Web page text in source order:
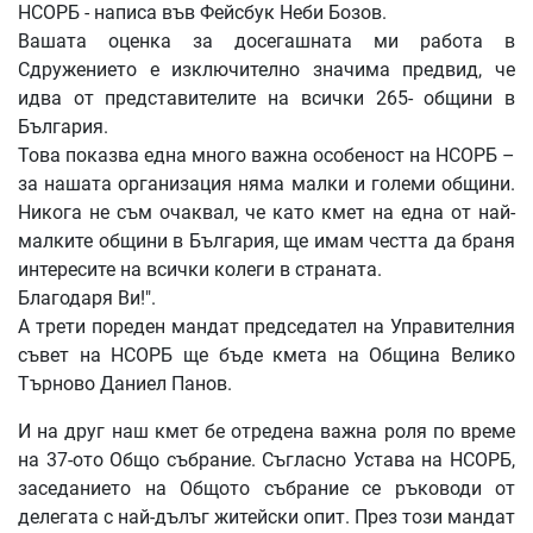
НСОРБ - написа във Фейсбук Неби Бозов.
Вашата оценка за досегашната ми работа в
Сдружението е изключително значима предвид, че
идва от представителите на всички 265- общини в
България.
Това показва една много важна особеност на НСОРБ –
за нашата организация няма малки и големи общини.
Никога не съм очаквал, че като кмет на една от най-
малките общини в България, ще имам честта да браня
интересите на всички колеги в страната.
Благодаря Ви!".
А трети пореден мандат председател на Управителния
съвет на НСОРБ ще бъде кмета на Община Велико
Търново Даниел Панов.
И на друг наш кмет бе отредена важна роля по време
на 37-ото Общо събрание. Съгласно Устава на НСОРБ,
заседанието на Общото събрание се ръководи от
делегата с най-дълъг житейски опит. През този мандат